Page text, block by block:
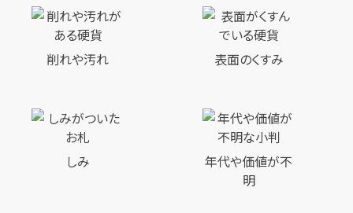
削れや汚れ 表面のくすみ
しみ
年代や価値が不
明